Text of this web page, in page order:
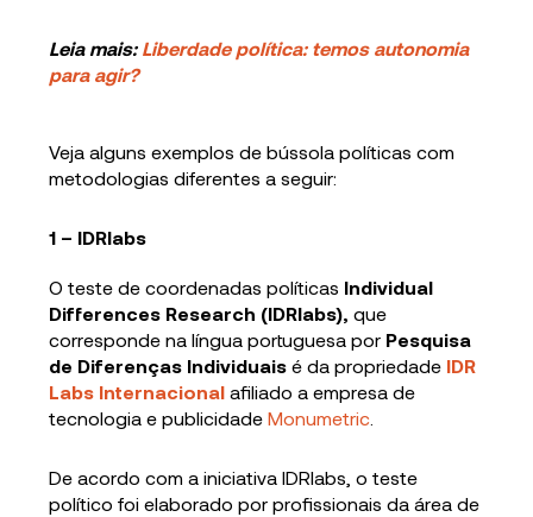
Leia mais: Liberdade política: temos autonomia
para agir?
Veja alguns exemplos de bússola políticas com
metodologias diferentes a seguir:
1 – IDRlabs
O teste de coordenadas políticas Individual
Differences Research (IDRlabs),que
corresponde na língua portuguesa por Pesquisa
de Diferenças Individuais é da propriedade IDR
Labs Internacional afiliado a empresa de
tecnologia e publicidadeMonumetric
De acordo com a iniciativa IDRlabs, o teste
político foi elaborado por profissionais da área de